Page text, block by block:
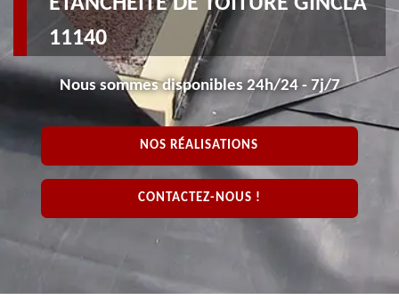
11140
Nous sommes disponibles 24h/24 - 7j/7
NOS RÉALISATIONS
CONTACTEZ-NOUS !